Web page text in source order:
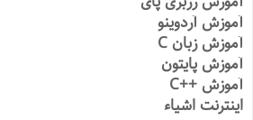
آموزش آردوینو
آموزش زبان C
آموزش پایتون
آموزش ++C
اینترنت اشیاء